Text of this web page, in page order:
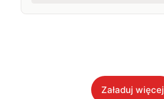
Załaduj więcej